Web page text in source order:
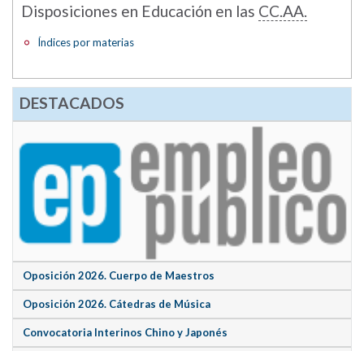
Disposiciones en Educación en las CC.AA.
Índices por materias
DESTACADOS
Oposición 2026. Cuerpo de Maestros
Oposición 2026. Cátedras de Música
Convocatoria Interinos Chino y Japonés